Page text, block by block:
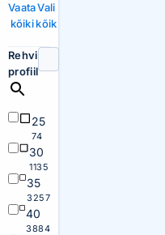
Vaata
kõiki
Vali
kõik
Rehvi
profiil
25
74
30
1135
35
3257
40
3884